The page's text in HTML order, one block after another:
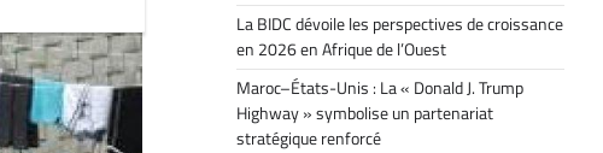
La BIDC dévoile les perspectives de croissance
en 2026 en Afrique de l’Ouest
Maroc–États-Unis : La « Donald J. Trump
Highway » symbolise un partenariat
stratégique renforcé